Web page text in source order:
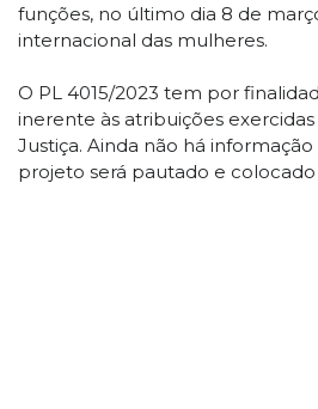
funções, no último dia 8 de
internacional das mulheres.
O PL 4015/2023 tem por
inerente às atribuições
Justiça. Ainda não há
projeto será pautado e colocado